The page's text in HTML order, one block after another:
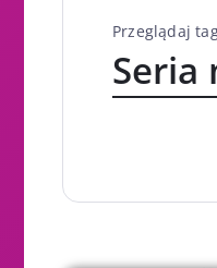
Przeglądaj
Seria